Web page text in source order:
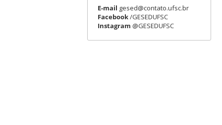
E-mail gesed@contato.ufsc.br
Facebook/GESEDUFSC
Instagram @GESEDUFSC